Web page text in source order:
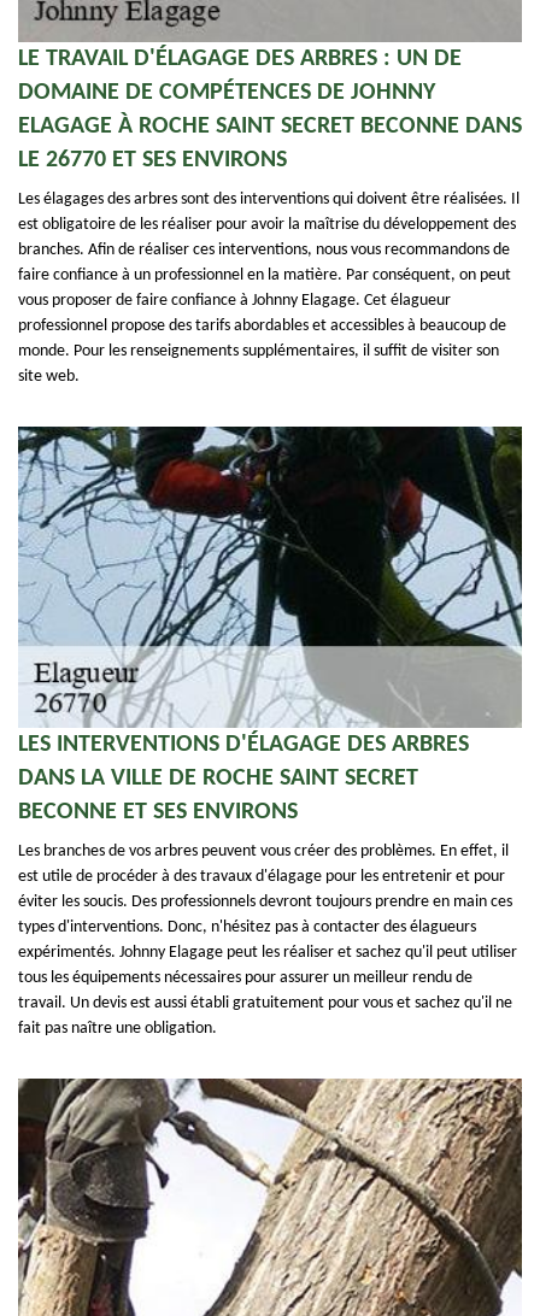
LE TRAVAIL D'ÉLAGAGE DES ARBRES : UN DE
DOMAINE DE COMPÉTENCES DE JOHNNY
ELAGAGE À ROCHE SAINT SECRET BECONNE DANS
LE 26770 ET SES ENVIRONS
Les élagages des arbres sont des interventions qui doivent être réalisées. Il
est obligatoire de les réaliser pour avoir la maîtrise du développement des
branches. Afin de réaliser ces interventions, nous vous recommandons de
faire confiance à un professionnel en la matière. Par conséquent, on peut
vous proposer de faire confiance à Johnny Elagage. Cet élagueur
professionnel propose des tarifs abordables et accessibles à beaucoup de
monde. Pour les renseignements supplémentaires, il suffit de visiter son
site web.
LES INTERVENTIONS D'ÉLAGAGE DES ARBRES
DANS LA VILLE DE ROCHE SAINT SECRET
BECONNE ET SES ENVIRONS
Les branches de vos arbres peuvent vous créer des problèmes. En effet, il
est utile de procéder à des travaux d'élagage pour les entretenir et pour
éviter les soucis. Des professionnels devront toujours prendre en main ces
types d'interventions. Donc, n'hésitez pas à contacter des élagueurs
expérimentés. Johnny Elagage peut les réaliser et sachez qu'il peut utiliser
tous les équipements nécessaires pour assurer un meilleur rendu de
travail. Un devis est aussi établi gratuitement pour vous et sachez qu'il ne
fait pas naître une obligation.